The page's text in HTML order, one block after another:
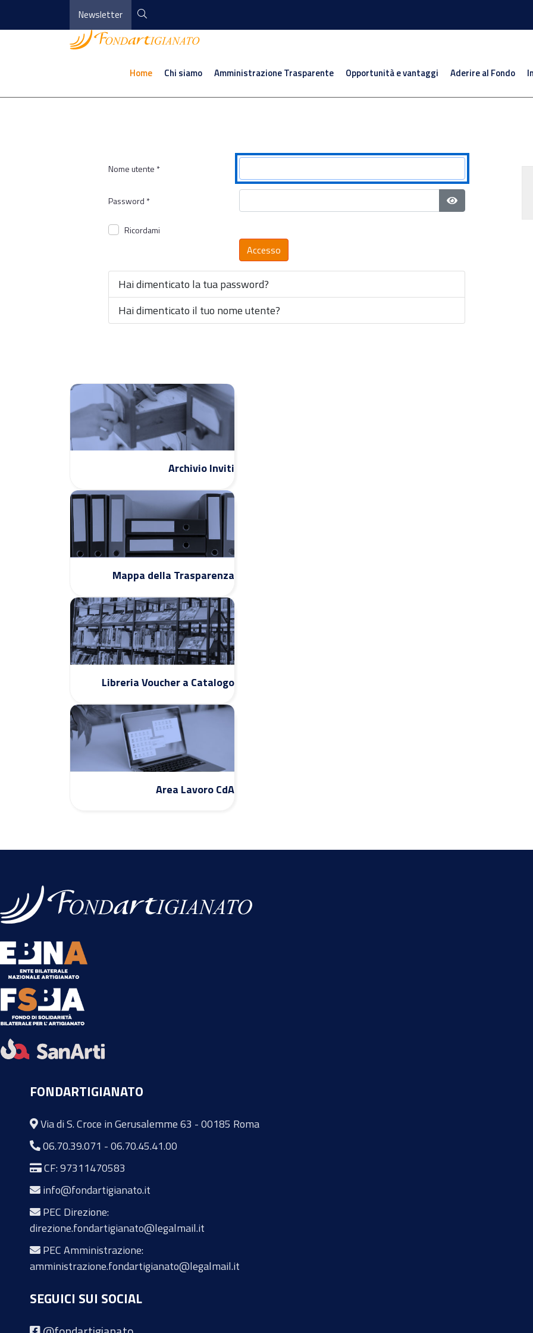
Newsletter
Home Chi siamo Amministrazione Trasparente Opportunità e vantaggi Aderire al Fondo
Nome utente *
Password *
Mostra password
Ricordami
Accesso
Hai dimenticato la tua password?
Hai dimenticato il tuo nome utente?
Archivio Inviti
Mappa della Trasparenza
Libreria Voucher a Catalogo
Area Lavoro CdA
FONDARTIGIANATO
Via di S. Croce in Gerusalemme 63 - 00185 Roma
06.70.39.071 -06.70.45.41.00
CF: 97311470583
info@fondartigianato.it
PEC Direzione:
direzione.fondartigianato@legalmail.it
PEC Amministrazione:
amministrazione.fondartigianato@legalmail.it
SEGUICI SUI SOCIAL